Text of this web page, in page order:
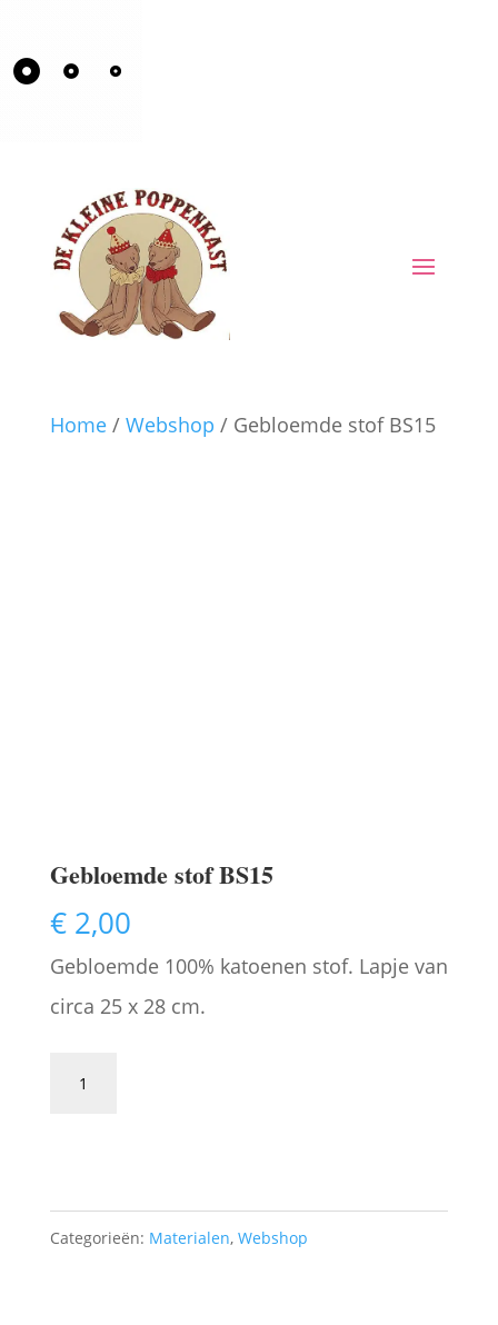
Home/ Webshop / Gebloemde stof BS15
Gebloemde stof BS15
€2,00
Gebloemde 100% katoenen stof. Lapje van
circa 25 x 28 cm.
Gebloemde
Categorieën: Materialen, Webshop